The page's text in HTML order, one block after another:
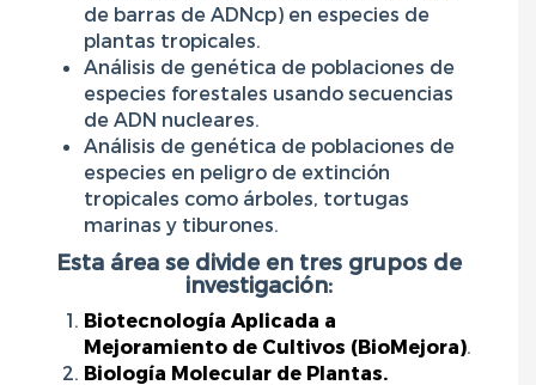
de barras de ADNcp) en especies de
plantas tropicales.
Análisis de genética de poblaciones de
especies forestales usando secuencias
de ADN nucleares.
Análisis de genética de poblaciones de
especies en peligro de extinción
tropicales como árboles, tortugas
marinas y tiburones.
Esta área se divide en tres grupos de
investigación:
Biotecnología Aplicada a
Mejoramiento de Cultivos (BioMejora)
Biología Molecular de Plantas.